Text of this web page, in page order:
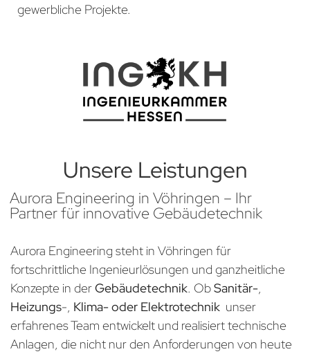
gewerbliche Projekte.
Unsere Leistungen
Aurora Engineering in Vöhringen – Ihr
Partner für innovative Gebäudetechnik
Aurora Engineering steht in Vöhringen für
fortschrittliche Ingenieurlösungen und ganzheitliche
Konzepte in derGebäudetechnik. ObSanitär-,
Heizungs-, Klima- oder Elektrotechnik unser
erfahrenes Team entwickelt und realisiert technische
Anlagen, die nicht nur den Anforderungen von heute